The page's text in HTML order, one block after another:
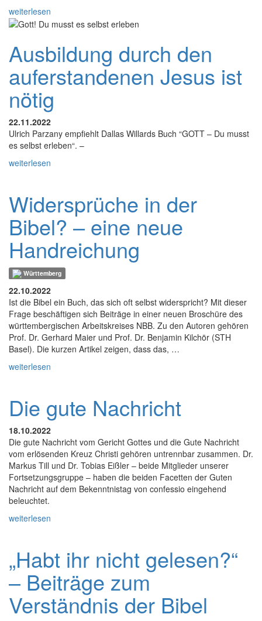
weiterlesen
Ausbildung durch den
auferstandenen Jesus ist
nötig
22.11.2022
Ulrich Parzany empfiehlt Dallas Willards Buch “GOTT – Du musst
es selbst erleben“. –
weiterlesen
Widersprüche in der
Bibel? – eine neue
Handreichung
Württemberg
22.10.2022
Ist die Bibel ein Buch, das sich oft selbst widerspricht? Mit dieser
Frage beschäftigen sich Beiträge in einer neuen Broschüre des
württembergischen Arbeitskreises NBB. Zu den Autoren gehören
Prof. Dr. Gerhard Maier und Prof. Dr. Benjamin Kilchör (STH
Basel). Die kurzen Artikel zeigen, dass das, …
weiterlesen
Die gute Nachricht
18.10.2022
Die gute Nachricht vom Gericht Gottes und die Gute Nachricht
vom erlösenden Kreuz Christi gehören untrennbar zusammen. Dr.
Markus Till und Dr. Tobias Eißler – beide Mitglieder unserer
Fortsetzungsgruppe – haben die beiden Facetten der Guten
Nachricht auf dem Bekenntnistag von confessio eingehend
beleuchtet.
weiterlesen
„Habt ihr nicht gelesen?“
– Beiträge zum
Verständnis der Bibel